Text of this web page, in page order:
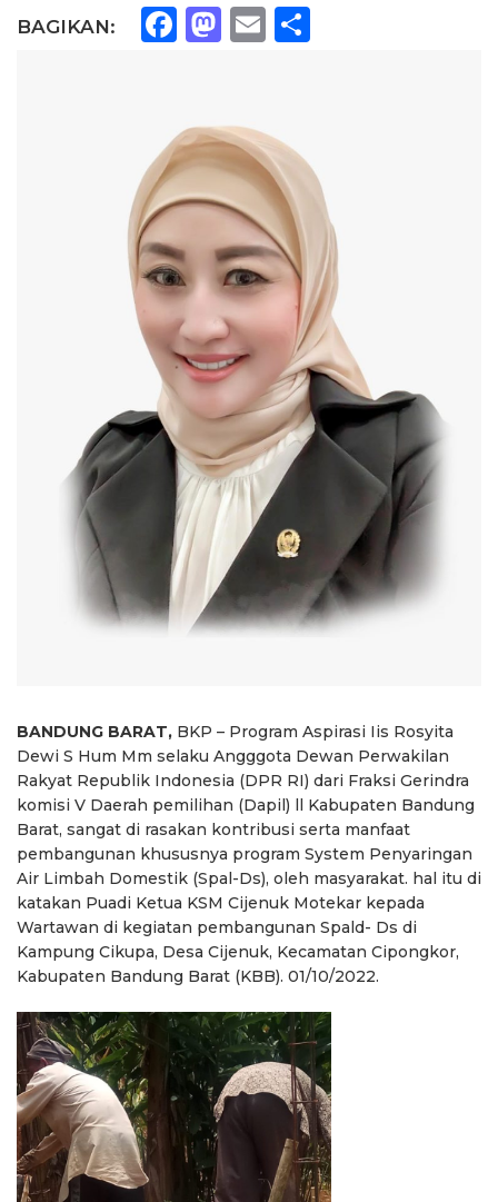
BAGIKAN: Facebook
Mastodon
Email
BANDUNG BARAT, BKP – Program Aspirasi Iis Rosyita
Dewi S Hum Mm selaku Angggota Dewan Perwakilan
Rakyat Republik Indonesia (DPR RI) dari Fraksi Gerindra
komisi V Daerah pemilihan (Dapil) ll Kabupaten Bandung
Barat, sangat di rasakan kontribusi serta manfaat
pembangunan khususnya program System Penyaringan
Air Limbah Domestik (Spal-Ds), oleh masyarakat. hal itu di
katakan Puadi Ketua KSM Cijenuk Motekar kepada
Wartawan di kegiatan pembangunan Spald- Ds di
Kampung Cikupa, Desa Cijenuk, Kecamatan Cipongkor,
Kabupaten Bandung Barat (KBB). 01/10/2022.